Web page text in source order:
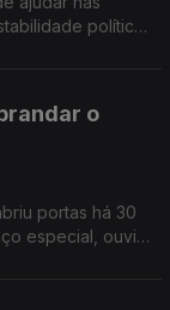
política,
o
portas há 30
especial, ouvir